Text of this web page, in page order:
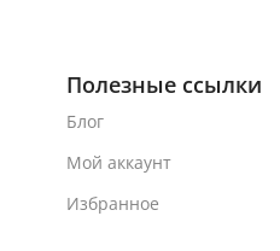
Полезные ссылки
Блог
Мой аккаунт
Избранное